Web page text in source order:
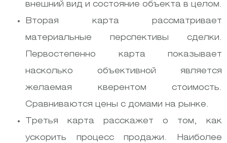
внешний вид и состояние объекта в целом.
Вторая карта рассматривает
материальные перспективы сделки.
Первостепенно карта показывает
насколько объективной является
желаемая кверентом стоимость.
Сравниваются цены с домами на рынке.
Третья карта расскажет о том, как
ускорить процесс продажи. Наиболее